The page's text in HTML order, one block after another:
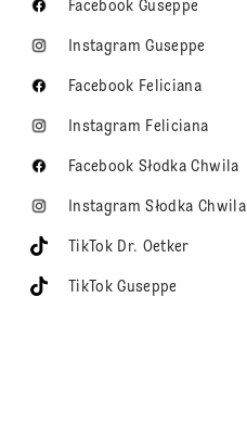
Facebook Guseppe
Instagram Guseppe
Facebook Feliciana
Instagram Feliciana
Facebook Słodka Chwila
Instagram Słodka Chwila
TikTok Dr. Oetker
TikTok Guseppe